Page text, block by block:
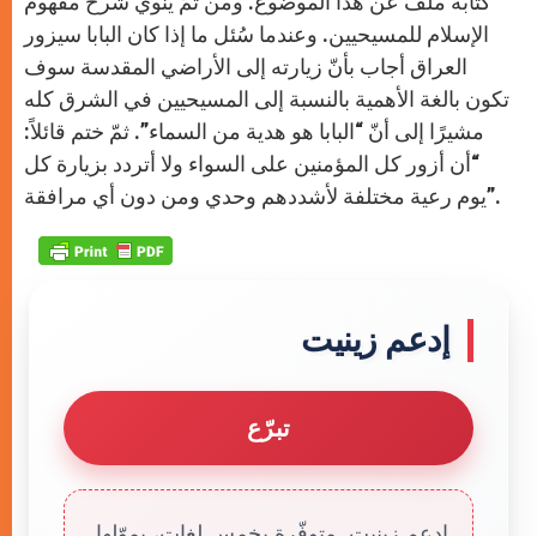
الإسلام للمسيحيين. وعندما سُئل ما إذا كان البابا سيزور
العراق أجاب بأنّ زيارته إلى الأراضي المقدسة سوف
تكون بالغة الأهمية بالنسبة إلى المسيحيين في الشرق كله
مشيرًا إلى أنّ “البابا هو هدية من السماء”. ثمّ ختم قائلاً:
“أن أزور كل المؤمنين على السواء ولا أتردد بزيارة كل
يوم رعية مختلفة لأشددهم وحدي ومن دون أي مرافقة”.
إدعم زينيت
تبرّع